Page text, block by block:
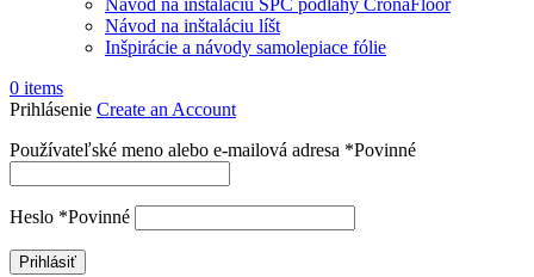
Návod na inštaláciu líšt
Inšpirácie a návody samolepiace fólie
0 items
Prihlásenie Create an Account
Používateľské meno alebo e-mailová adresa *Povinné
Heslo *Povinné
Prihlásiť